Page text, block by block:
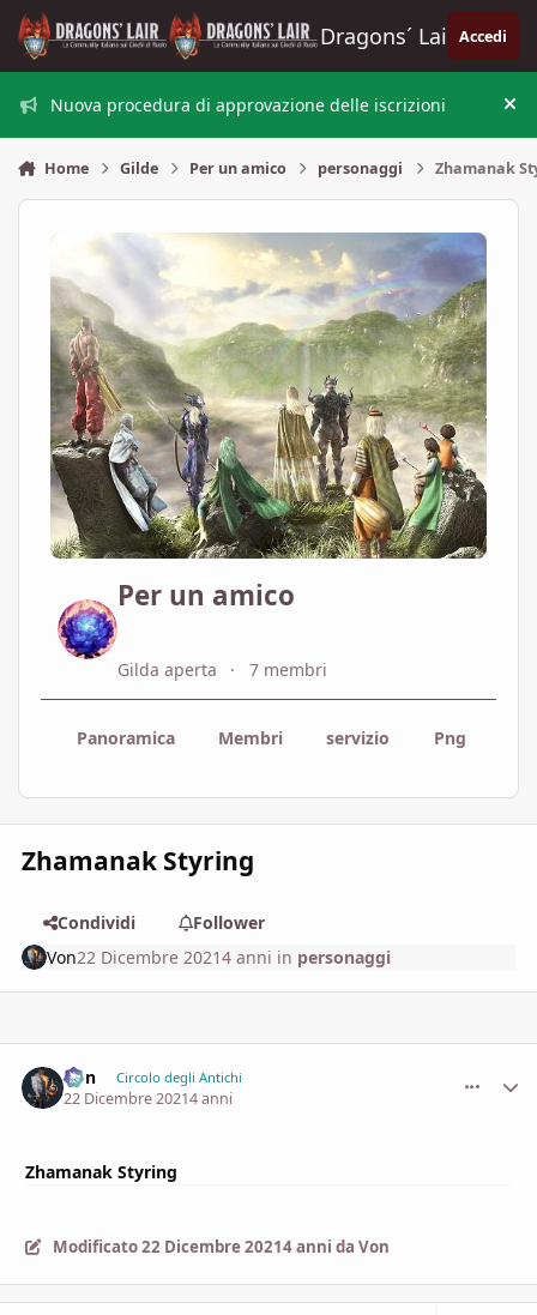
Vai al contenuto
Dragons´ Lair Accedi
Nuova procedura di approvazione delle iscrizioni
Home Gilde Per un amico personaggi Zhamanak
Per un amico
Gilda aperta 7 membri
Panoramica Membri servizio Png
Zhamanak Styring
Condividi
Follower
Von22 Dicembre 20214 anni in personaggi
Von Circolo degli Antichi
22 Dicembre 20214 anni
Zhamanak Styring
Modificato22 Dicembre 20214 anni da Von